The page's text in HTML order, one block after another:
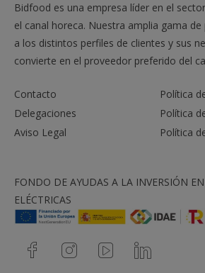
Bidfood es una empresa líder en el
el canal horeca. Nuestra amplia gama
a los distintos perfiles de clientes y sus
convierte en el proveedor preferido del
Contacto
Política
Delegaciones
Política
Aviso Legal
Política
FONDO DE AYUDAS A LA INVERSIÓN
ELÉCTRICAS